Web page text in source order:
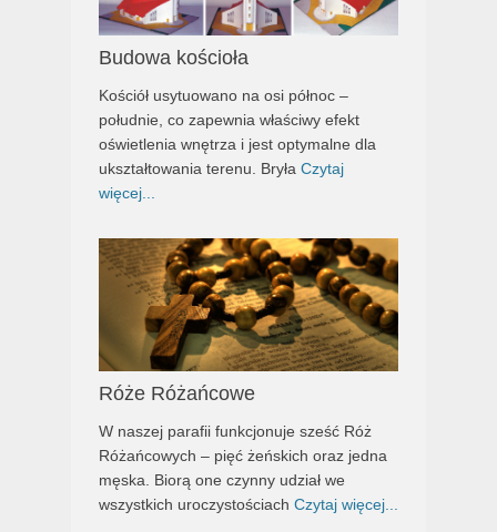
Budowa kościoła
Kościół usytuowano na osi północ –
południe, co zapewnia właściwy efekt
oświetlenia wnętrza i jest optymalne dla
ukształtowania terenu. Bryła Czytaj
więcej...
Róże Różańcowe
W naszej parafii funkcjonuje sześć Róż
Różańcowych – pięć żeńskich oraz jedna
męska. Biorą one czynny udział we
wszystkich uroczystościach Czytaj więcej...